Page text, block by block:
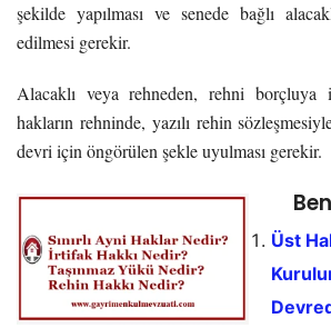
şekilde yapılması ve senede bağlı
edilmesi gerekir.
Alacaklı veya rehneden, rehni
hakların rehninde, yazılı rehin
devri için öngörülen şekle uyulması gerekir.
Üst